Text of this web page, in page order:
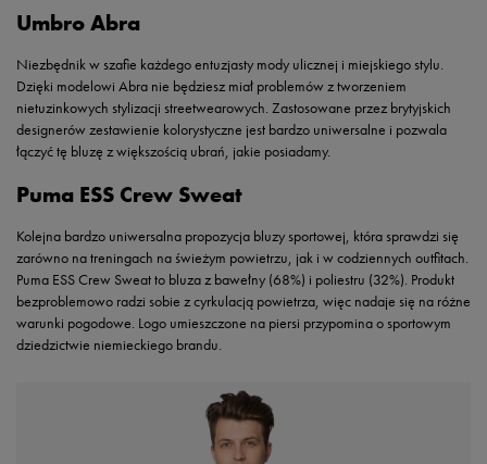
Umbro Abra
Niezbędnik w szafie każdego entuzjasty mody ulicznej i miejskiego stylu.
Dzięki modelowi Abra nie będziesz miał problemów z tworzeniem
nietuzinkowych stylizacji streetwearowych. Zastosowane przez brytyjskich
designerów zestawienie kolorystyczne jest bardzo uniwersalne i pozwala
łączyć tę bluzę z większością ubrań, jakie posiadamy.
Puma ESS Crew Sweat
Kolejna bardzo uniwersalna propozycja bluzy sportowej, która sprawdzi się
zarówno na treningach na świeżym powietrzu, jak i w codziennych outfitach.
Puma ESS Crew Sweat to bluza z bawełny (68%) i poliestru (32%). Produkt
bezproblemowo radzi sobie z cyrkulacją powietrza, więc nadaje się na różne
warunki pogodowe. Logo umieszczone na piersi przypomina o sportowym
dziedzictwie niemieckiego brandu.